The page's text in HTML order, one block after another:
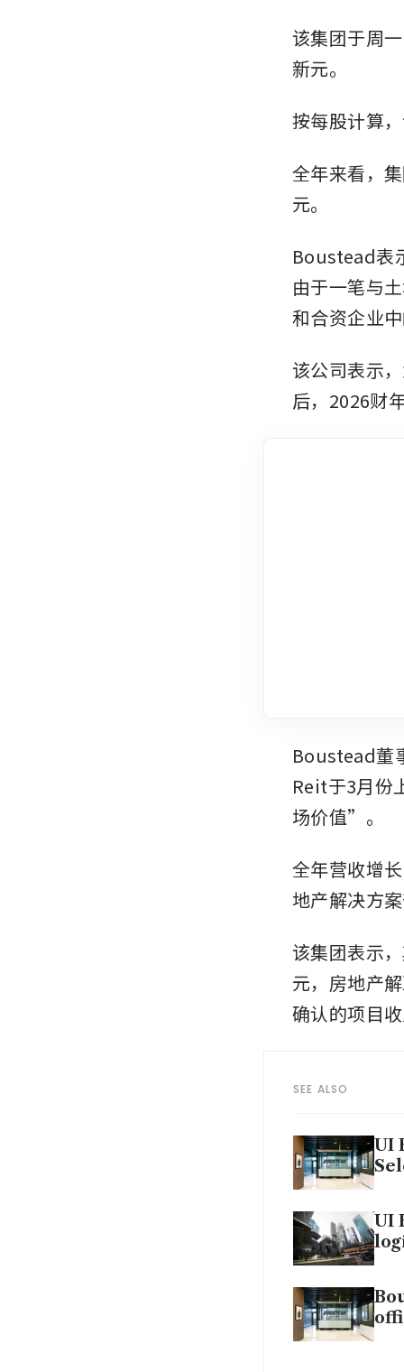
该集团于周
新元。
按每股计算
全年来看，
元。
Boustead表
由于一笔与
和合资企业
该公司表示
后，2026财
Boustead董
Reit于3月份
场价值”。
全年营收增
地产解决方
该集团表示
元，房地产
确认的项目
SEE ALSO
UI
UI